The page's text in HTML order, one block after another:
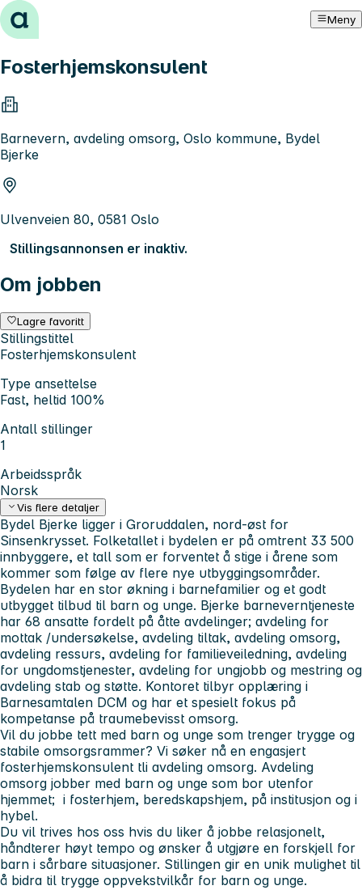
Hopp til innhold Meny
Fosterhjemskonsulent
Barnevern, avdeling omsorg, Oslo kommune, Bydel
Bjerke
Ulvenveien 80, 0581 Oslo
Stillingsannonsen er inaktiv.
Om jobben
Lagre favoritt
Stillingstittel
Fosterhjemskonsulent
Type ansettelse
Fast, heltid 100%
Antall stillinger
1
Arbeidsspråk
Norsk
Vis flere detaljer
Bydel Bjerke ligger i Groruddalen, nord-øst for
Sinsenkrysset. Folketallet i bydelen er på omtrent 33 500
innbyggere, et tall som er forventet å stige i årene som
kommer som følge av flere nye utbyggingsområder.
Bydelen har en stor økning i barnefamilier og et godt
utbygget tilbud til barn og unge. Bjerke barneverntjeneste
har 68 ansatte fordelt på åtte avdelinger; avdeling for
mottak /undersøkelse, avdeling tiltak, avdeling omsorg,
avdeling ressurs, avdeling for familieveiledning, avdeling
for ungdomstjenester, avdeling for ungjobb og mestring og
avdeling stab og støtte. Kontoret tilbyr opplæring i
Barnesamtalen DCM og har et spesielt fokus på
kompetanse på traumebevisst omsorg.
Vil du jobbe tett med barn og unge som trenger trygge og
stabile omsorgsrammer? Vi søker nå en engasjert
fosterhjemskonsulent tli avdeling omsorg. Avdeling
omsorg jobber med barn og unge som bor utenfor
hjemmet; i fosterhjem, beredskapshjem, på institusjon og i
hybel.
Du vil trives hos oss hvis du liker å jobbe relasjonelt,
håndterer høyt tempo og ønsker å utgjøre en forskjell for
barn i sårbare situasjoner. Stillingen gir en unik mulighet til
å bidra til trygge oppvekstvilkår for barn og unge.